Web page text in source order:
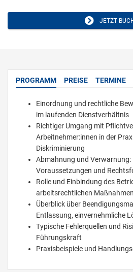
JETZT
PROGRAMM PREISE TERMINE
Einordnung und rechtliche
im laufenden Dienstverhältnis
Richtiger Umgang mit
Arbeitnehmer:innen in der
Diskriminierung
Abmahnung und Verwarnung:
Voraussetzungen und
Rolle und Einbindung des
arbeitsrechtlichen Maßnahmen
Überblick über
Entlassung, einvernehmliche
Typische Fehlerquellen und
Führungskraft
Praxisbeispiele und